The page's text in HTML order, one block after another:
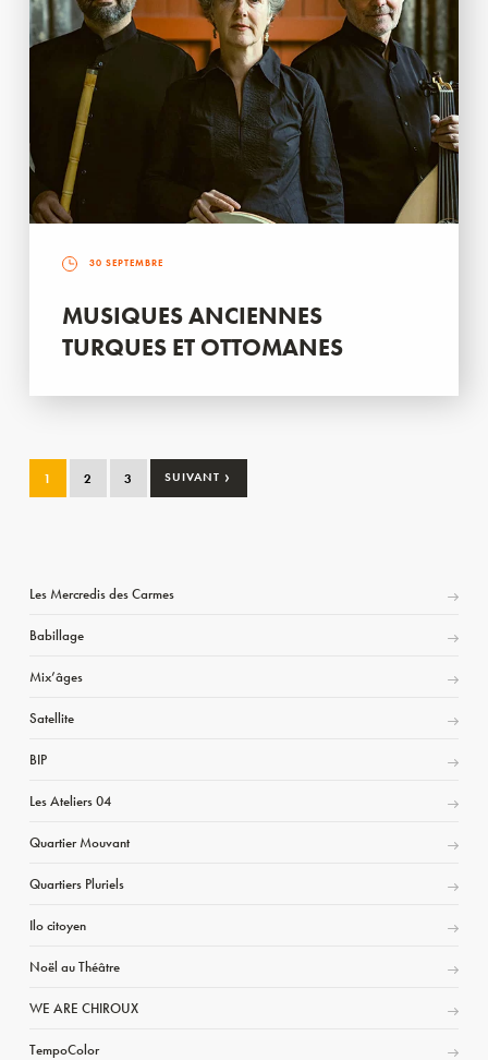
30 SEPTEMBRE
MUSIQUES ANCIENNES
TURQUES ET OTTOMANES
1 2 3 SUIVANT ›
Les Mercredis des Carmes
Babillage
Mix’âges
Satellite
BIP
Les Ateliers 04
Quartier Mouvant
Quartiers Pluriels
Ilo citoyen
Noël au Théâtre
WE ARE CHIROUX
TempoColor